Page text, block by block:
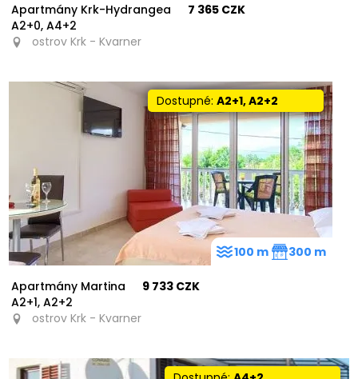
Apartmány Krk-Hydrangea
A2+0, A4+2
7 365 CZK
ostrov Krk - Kvarner
Dostupné: A2+1, A2+2
Apartmány Martina
A2+1, A2+2
9 733 CZK
ostrov Krk - Kvarner
100 m 300 m